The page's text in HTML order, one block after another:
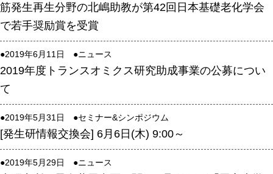
共通機器予約
カンファレンス・ルーム予約
筋発生再生分野の北嶋助教が第42回日本基礎老化学会
で若手奨励賞を受賞
●2019年6月11日 ●ニュース
2019年度トランスオミクス研究助成事業の公募につい
て
●2019年5月31日 ●セミナー&シンポジウム
[発生研情報交換会] 6月6日(木) 9:00～
●2019年5月29日 ●ニュース